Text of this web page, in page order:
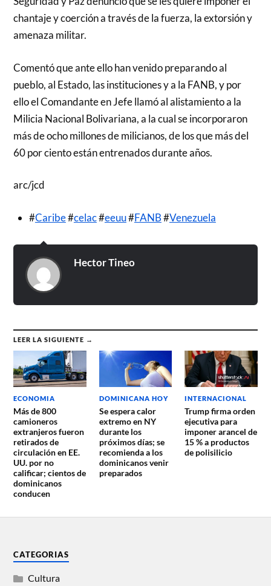
chantaje y coerción a través de la fuerza, la extorsión y
amenaza militar.
Comentó que ante ello han venido preparando al
pueblo, al Estado, las instituciones y a la FANB, y por
ello el Comandante en Jefe llamó al alistamiento a la
Milicia Nacional Bolivariana, a la cual se incorporaron
más de ocho millones de milicianos, de los que más del
60 por ciento están entrenados durante años.
arc/jcd
#Caribe#celac#eeuu#FANB#Venezuela
Hector Tineo
LEER LA SIGUIENTE →
ECONOMIA
Más de 800
camioneros
extranjeros fueron
retirados de
circulación en EE.
UU. por no
calificar; cientos de
dominicanos
conducen
DOMINICANA HOY
Se espera calor
extremo en NY
durante los
próximos días; se
recomienda a los
dominicanos venir
preparados
INTERNACIONAL
Trump firma orden
ejecutiva para
imponer arancel de
15 % a productos
de polisilicio
CATEGORIAS
Cultura